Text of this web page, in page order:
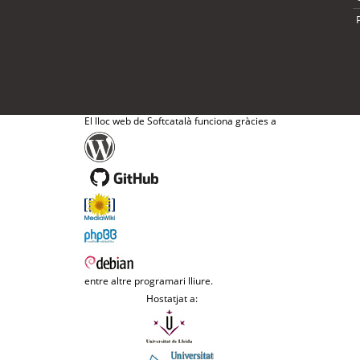
El lloc web de Softcatalà funciona gràcies a
entre altre programari lliure.
Hostatjat a: